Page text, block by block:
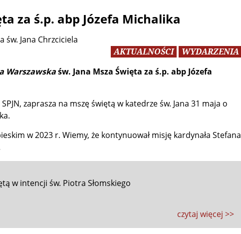
za ś.p. abp Józefa Michalika
św. Jana Chrzciciela
AKTUALNOŚCI
WYDARZENIA
Warszawskaśw. Jana Msza Święta za ś.p. abp Józefa
zaprasza na mszę świętą w katedrze św. Jana 31 maja o
w 2023 r. Wiemy, że kontynuował misję kardynała Stefana
w intencji św. Piotra Słomskiego
czytaj więcej >>